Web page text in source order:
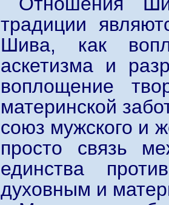
традиции
Шива, как
аскетизма и
воплощение
материнской
союз мужского и
просто связь
единства
духовным и